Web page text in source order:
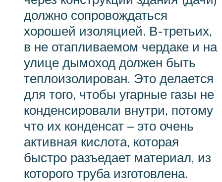
должно сопровождаться
хорошей изоляцией. В-третьих,
в не отапливаемом чердаке и на
улице дымоход должен быть
теплоизолирован. Это делается
для того, чтобы угарные газы не
конденсировали внутри, потому
что их конденсат – это очень
активная кислота, которая
быстро разъедает материал, из
которого труба изготовлена.